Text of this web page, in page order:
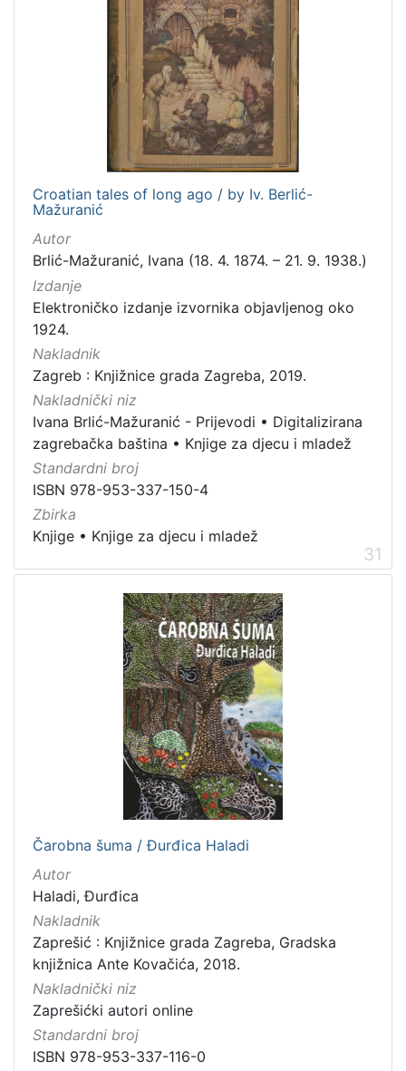
Croatian tales of long ago / by Iv. Berlić-
Mažuranić
Autor
Brlić-Mažuranić, Ivana (18. 4. 1874. – 21. 9. 1938.)
Izdanje
Elektroničko izdanje izvornika objavljenog oko
1924.
Nakladnik
Zagreb : Knjižnice grada Zagreba, 2019.
Nakladnički niz
Ivana Brlić-Mažuranić - Prijevodi • Digitalizirana
zagrebačka baština • Knjige za djecu i mladež
Standardni broj
ISBN 978-953-337-150-4
Zbirka
Knjige • Knjige za djecu i mladež
31
Čarobna šuma / Đurđica Haladi
Autor
Haladi, Đurđica
Nakladnik
Zaprešić : Knjižnice grada Zagreba, Gradska
knjižnica Ante Kovačića, 2018.
Nakladnički niz
Zaprešićki autori online
Standardni broj
ISBN 978-953-337-116-0